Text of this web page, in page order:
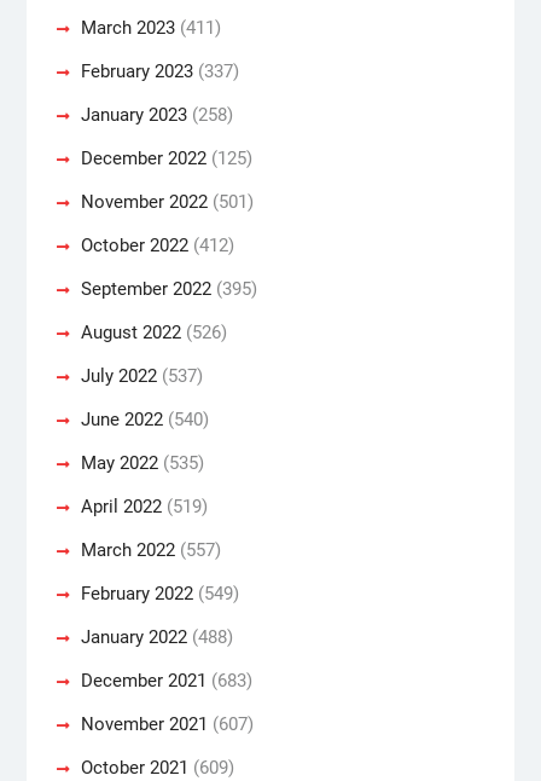
March 2023(411)
February 2023(337)
January 2023(258)
December 2022(125)
November 2022(501)
October 2022(412)
September 2022(395)
August 2022(526)
July 2022(537)
June 2022(540)
May 2022(535)
April 2022(519)
March 2022(557)
February 2022(549)
January 2022(488)
December 2021 (683)
November 2021 (607)
October 2021 (609)